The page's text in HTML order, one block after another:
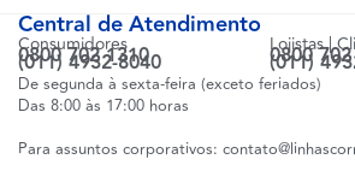
Central de Atendimento
Consumidores
0800 702 1310
(011) 4932-8040
Lojistas |
0800
(011)
De segunda à sexta-feira (exceto feriados)
Das 8:00 às 17:00 horas
Para assuntos corporativos: